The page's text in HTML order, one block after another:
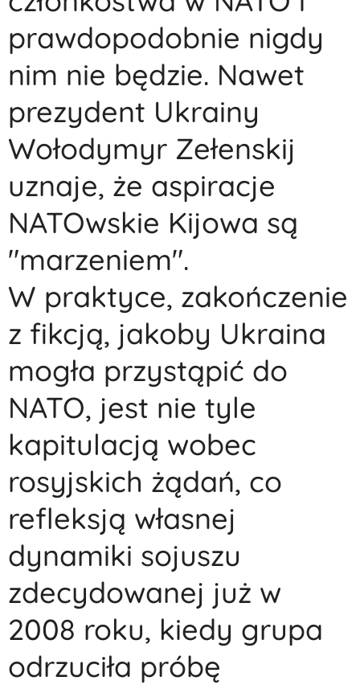
prawdopodobnie nigdy
nim nie będzie. Nawet
prezydent Ukrainy
Wołodymyr Zełenskij
uznaje, że aspiracje
NATOwskie Kijowa są
"marzeniem".
W praktyce, zakończenie
z fikcją, jakoby Ukraina
mogła przystąpić do
NATO, jest nie tyle
kapitulacją wobec
rosyjskich żądań, co
refleksją własnej
dynamiki sojuszu
zdecydowanej już w
2008 roku, kiedy grupa
odrzuciła próbę